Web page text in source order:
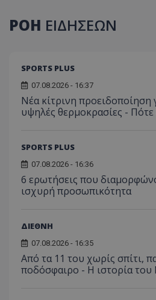
ΡΟΗ ΕΙΔΗΣΕΩΝ
SPORTS PLUS
07.08.2026 - 16:37
Νέα κίτρινη προειδοποίηση
υψηλές θερμοκρασίες - Πότε
SPORTS PLUS
07.08.2026 - 16:36
6 ερωτήσεις που
ισχυρή προσωπικότητα
ΔΙΕΘΝΗ
07.08.2026 - 16:35
Από τα 11 του χωρίς σπίτι,
ποδόσφαιρο - Η ιστορία του